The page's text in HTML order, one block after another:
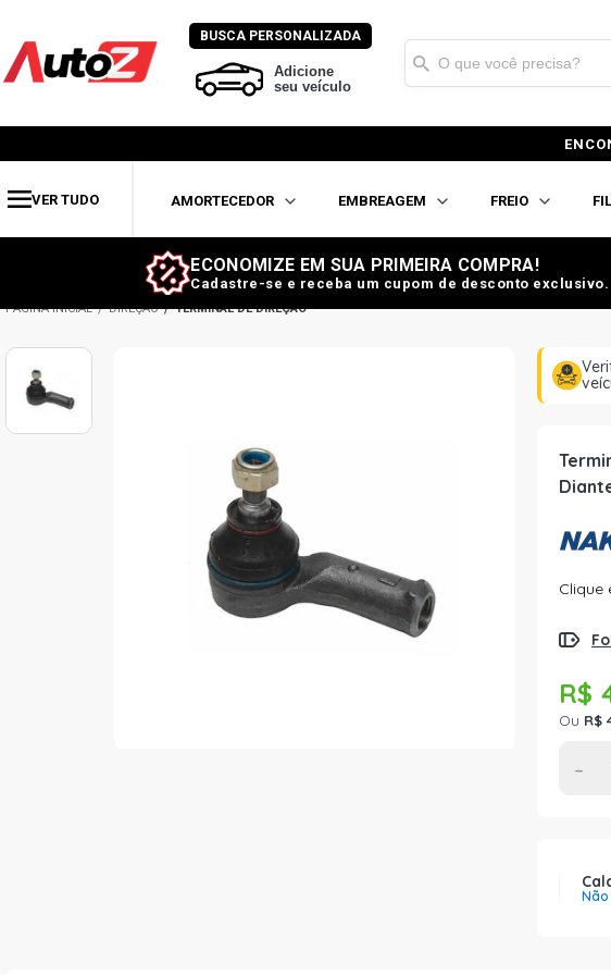
BUSCA PERSONALIZADA
Adicione
seu veículo
VER TUDO AMORTECEDOR EMBREAGEM FREIO
ECONOMIZE EM SUA PRIMEIRA COMPRA!
Cadastre-se e receba um cupom de desconto exclusivo.
DIREÇÃO TERMINAL DE DIREÇÃO
Clique
R$
Ou R$
-